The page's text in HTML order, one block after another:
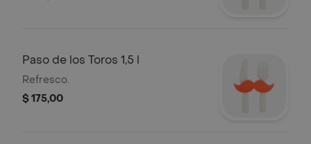
Paso de los Toros 1,5 l
Refresco.
$ 175,00